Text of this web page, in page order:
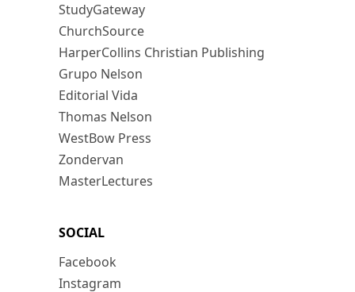
StudyGateway
ChurchSource
HarperCollins Christian Publishing
Grupo Nelson
Editorial Vida
Thomas Nelson
WestBow Press
Zondervan
MasterLectures
SOCIAL
Facebook
Instagram